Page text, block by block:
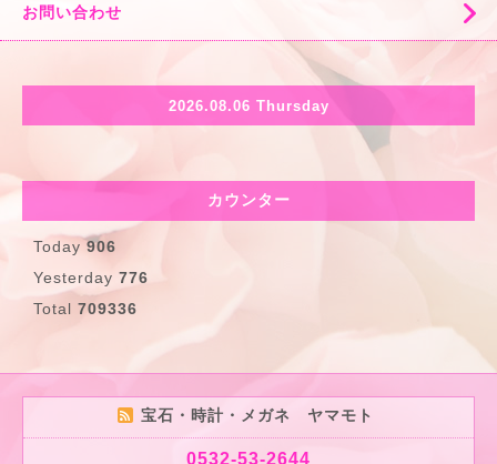
お問い合わせ
2026.08.06 Thursday
カウンター
Today906
Yesterday 776
Total 709336
宝石・時計・メガネ ヤマモト
0532-53-2644